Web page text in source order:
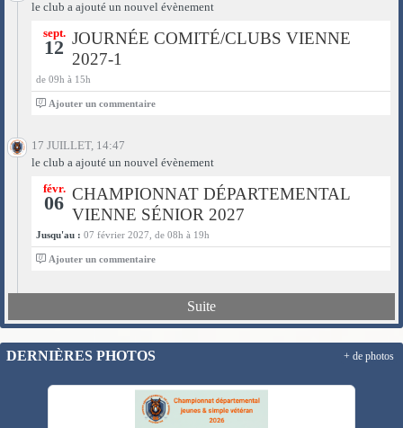
le club a ajouté un nouvel évènement
sept.
12 JOURNÉE COMITÉ/CLUBS VIENNE
2027-1
de 09h à 15h
0 Ajouter un commentaire
17 JUILLET, 14:47
le club a ajouté un nouvel évènement
févr.
06 CHAMPIONNAT DÉPARTEMENTAL
VIENNE SÉNIOR 2027
Jusqu'au : 07 février 2027, de 08h à 19h
0 Ajouter un commentaire
Suite
DERNIÈRES PHOTOS + de photos